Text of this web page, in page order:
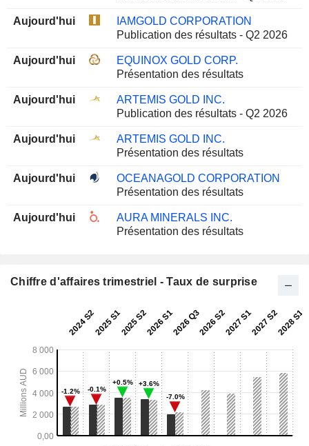
Aujourd'hui
IAMGOLD CORPORATION
Publication des résultats - Q2 2026
Aujourd'hui
EQUINOX GOLD CORP.
Présentation des résultats
Aujourd'hui
ARTEMIS GOLD INC.
Publication des résultats - Q2 2026
Aujourd'hui
ARTEMIS GOLD INC.
Présentation des résultats
Aujourd'hui
OCEANAGOLD CORPORATION
Présentation des résultats
Aujourd'hui
AURA MINERALS INC.
Présentation des résultats
Chiffre d'affaires trimestriel - Taux de surprise